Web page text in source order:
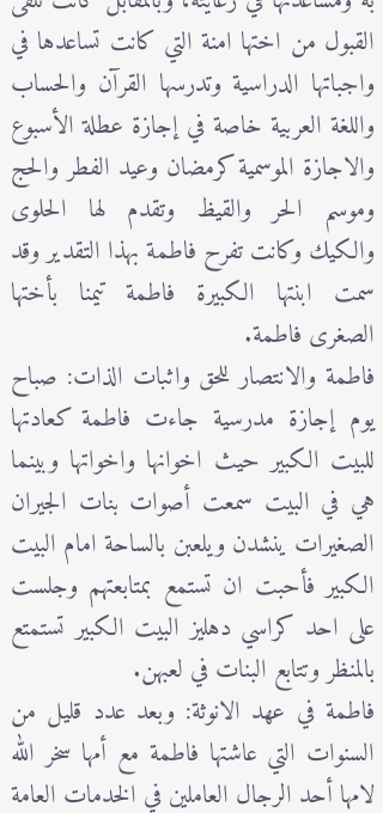
القبول من اختها امنة التي كانت تساعدها في
واجباتها الدراسية وتدرسها القرآن والحساب
واللغة العربية خاصة في إجازة عطلة الأسبوع
والاجازة الموسمية كرمضان وعيد الفطر والحج
وموسم الحر والقيظ وتقدم لها الحلوى
والكيك وكانت تفرح فاطمة بهذا التقدير وقد
سمت ابنتها الكبيرة فاطمة تيمنا بأختها
الصغرى فاطمة.
فاطمة والانتصار للحق واثبات الذات: صباح
يوم إجازة مدرسية جاءت فاطمة كعادتها
للبيت الكبير حيث اخوانها واخواتها وبينما
هي في البيت سمعت أصوات بنات الجيران
الصغيرات ينشدن ويلعبن بالساحة امام البيت
الكبير فأحبت ان تستمع بمتابعتهم وجلست
على احد كراسي دهليز البيت الكبير تستمتع
بالمنظر وتتابع البنات في لعبهن.
فاطمة في عهد الانوثة: وبعد عدد قليل من
السنوات التي عاشتها فاطمة مع أمها سخر الله
لامها أحد الرجال العاملين في الخدمات العامة